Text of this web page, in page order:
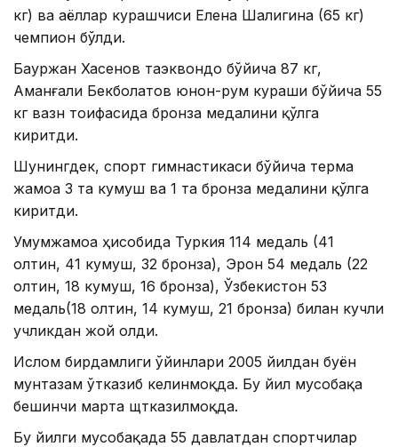
кг) ва аёллар курашчиси Елена Шалигина (65 кг)
чемпион бўлди.
Бауржан Хасенов таэквондо бўйича 87 кг,
Аманғали Бекболатов юнон-рум кураши бўйича 55
кг вазн тоифасида бронза медалини қўлга
киритди.
Шунингдек, спорт гимнастикаси бўйича терма
жамоа 3 та кумуш ва 1 та бронза медалини қўлга
киритди.
Умумжамоа ҳисобида Туркия 114 медаль (41
олтин, 41 кумуш, 32 бронза), Эрон 54 медаль (22
олтин, 18 кумуш, 16 бронза), Ўзбекистон 53
медаль(18 олтин, 14 кумуш, 21 бронза) билан кучли
учликдан жой олди.
Ислом бирдамлиги ўйинлари 2005 йилдан буён
мунтазам ўтказиб келинмоқда. Бу йил мусобақа
бешинчи марта щтказилмоқда.
Бу йилги мусобақада 55 давлатдан спортчилар